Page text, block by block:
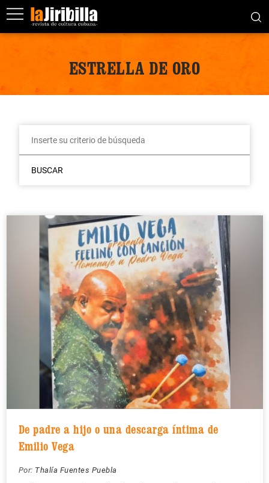
ESTRELLA DE ORO
BUSCAR
De padre a hijo o una descarga íntima de
Emilio Vega
Por: Thalía Fuentes Puebla